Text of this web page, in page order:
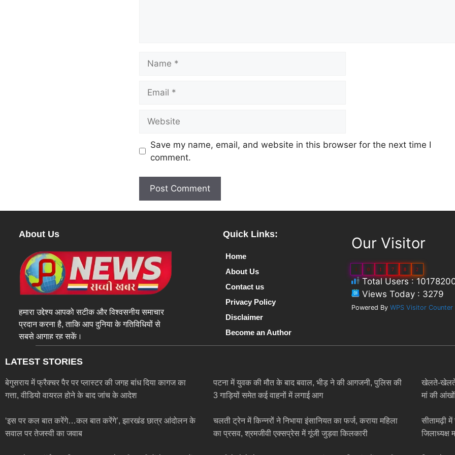
Save my name, email, and website in this browser for the next time I
comment.
About Us
हमारा उद्देश्य आपको सटीक और विश्वसनीय समाचार
प्रदान करना है, ताकि आप दुनिया के गतिविधियों से
सबसे आगाह रह सकें।
Quick Links:
Home
About Us
Contact us
Privacy Policy
Disclaimer
Become an Author
Our Visitor
1 0 1 7 8 2
Total Users :
Views Today : 3279
Powered By WPS Visitor Counter
LATEST STORIES
बेगुसराय में फ्रैक्चर पैर पर प्लास्टर की जगह बांध दिया कागज का
गत्ता, वीडियो वायरल होने के बाद जांच के आदेश
पटना में युवक की मौत के बाद बवाल, भीड़ ने की आगजनी, पुलिस की
3 गाड़ियों समेत कई वाहनों में लगाई आग
खेलते-खेलते
मां की
‘इस पर कल बात करेंगे…कल बात करेंगे’, झारखंड छात्र आंदोलन के
सवाल पर तेजस्वी का जवाब
चलती ट्रेन में किन्नरों ने निभाया इंसानियत का फर्ज, कराया महिला
का प्रसव, श्रमजीवी एक्सप्रेस में गूंजी जुड़वा किलकारी
सीतामढ़ी
जिलाध्यक्ष